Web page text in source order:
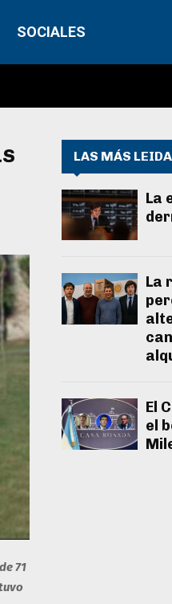
SOCIALES
71
LAS MÁS
La
La
El
el